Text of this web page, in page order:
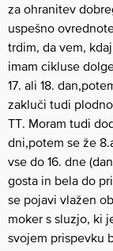
za ohranitev
uspešno
trdim, da vem,
imam cikluse
17. ali 18.
zakluči tudi
TT. Moram tudi
dni,potem se že
vse do 16. dne
gosta in bela do
se pojavi vlažen
moker s sluzjo, ki
svojem prispevku